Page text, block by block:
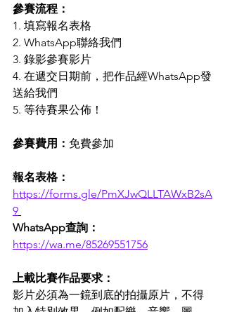
參賽流程：
1. 填寫報名表格
2. WhatsApp聯絡我們
3. 錄影參賽影片
4. 在遞交日期前，把作品經WhatsApp發
送給我們
5. 等待賽果公佈！
參賽費用： 免費參加
報名表格：
https://forms.gle/PmXJwQLLTAWxB2sA
9
WhatsApp查詢：
https://wa.me/85269551756
上載比賽作品要求：
影片必須為一鏡到底的拍攝原片，不得